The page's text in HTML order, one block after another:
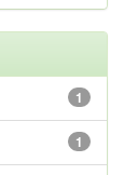
1
1